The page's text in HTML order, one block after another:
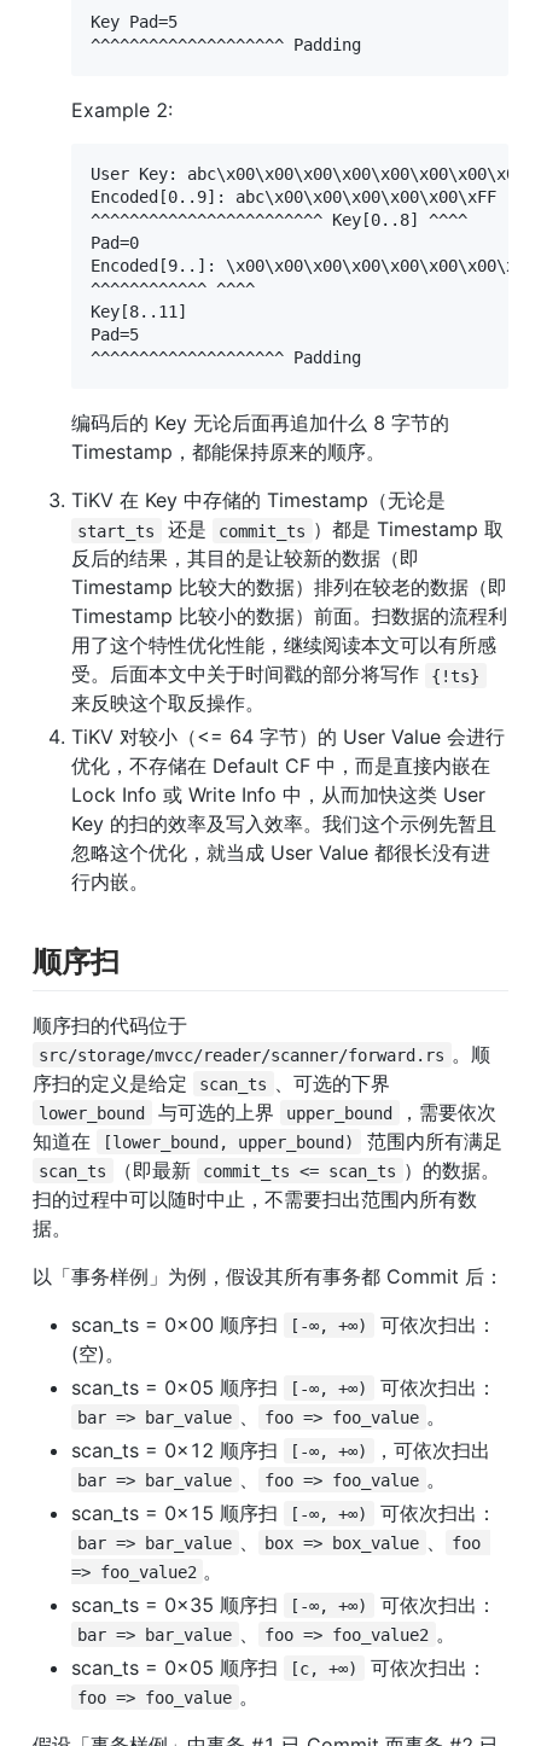
Key Pad=5
^^^^^^^^^^^^^^^^^^^^ Padding
Example 2:
User Key: abc\x00\x00\x00\x00\x00\x00\x00\x00
Encoded[0..9]: abc\x00\x00\x00\x00\x00\xFF
^^^^^^^^^^^^^^^^^^^^^^^^ Key[0..8] ^^^^
Pad=0
Encoded[9..]:
^^^^^^^^^^^^ ^^^^
Key[8..11]
Pad=5
^^^^^^^^^^^^^^^^^^^^ Padding
编码后的 Key 无论后面再追加什么 8 字节的
Timestamp，都能保持原来的顺序。
start_ts 还是 commit_ts ）都是 Timestamp 取
反后的结果，其目的是让较新的数据（即
Timestamp 比较大的数据）排列在较老的数据（即
Timestamp 比较小的数据）前面。扫数据的流程利
用了这个特性优化性能，继续阅读本文可以有所感
受。后面本文中关于时间戳的部分将写作
{!ts}
来反映这个取反操作。
TiKV 对较小（<= 64 字节）的 User Value 会进行
优化，不存储在 Default CF 中，而是直接内嵌在
Lock Info 或 Write Info 中，从而加快这类 User
Key 的扫的效率及写入效率。我们这个示例先暂且
忽略这个优化，就当成 User Value 都很长没有进
行内嵌。
顺序扫
顺序扫的代码位于
src/storage/mvcc/reader/scanner/forward.rs 。顺
序扫的定义是给定
scan_ts
lower_bound 与可选的上界 upper_bound
，需要依次
知道在
[lower_bound, upper_bound)
scan_ts （即最新 commit_ts <= scan_ts ）的数据。
扫的过程中可以随时中止，不需要扫出范围内所有数
据。
以「事务样例」为例，假设其所有事务都 Commit 后：
scan_ts = 0x00 顺序扫
[-∞, +∞)
可依次扫出：
(空)。
scan_ts = 0x05 顺序扫
[-∞, +∞) 可依次扫出：
bar => bar_value foo => foo_value 。
scan_ts = 0x12 顺序扫
[-∞, +∞)
bar => bar_value foo => foo_value 。
scan_ts = 0x15 顺序扫
[-∞, +∞) 可依次扫出：
bar => bar_value box => box_value
foo
=> foo_value2 。
scan_ts = 0x35 顺序扫
[-∞, +∞) 可依次扫出：
bar => bar_value foo => foo_value2 。
scan_ts = 0x05 顺序扫
[c, +∞) 可依次扫出：
foo => foo_value 。